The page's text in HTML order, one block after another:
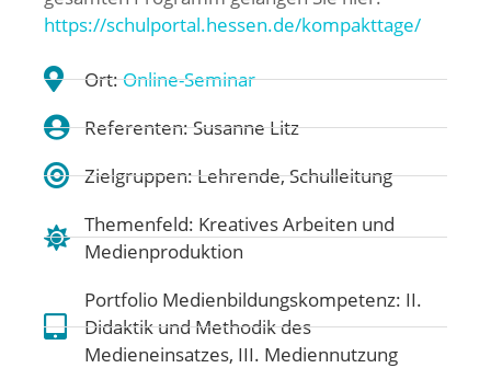
https://schulportal.hessen.de/kompakttage/
Ort:Online-Seminar
Referenten: Susanne Litz
Zielgruppen: Lehrende, Schulleitung
Themenfeld: Kreatives Arbeiten und
Medienproduktion
Portfolio Medienbildungskompetenz: II.
Didaktik und Methodik des
Medieneinsatzes, III. Mediennutzung